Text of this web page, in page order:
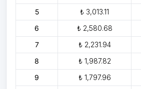
5
₺ 3,013.11
6
₺ 2,580.68
7
₺ 2,231.94
8
₺ 1,987.82
9
₺ 1,797.96